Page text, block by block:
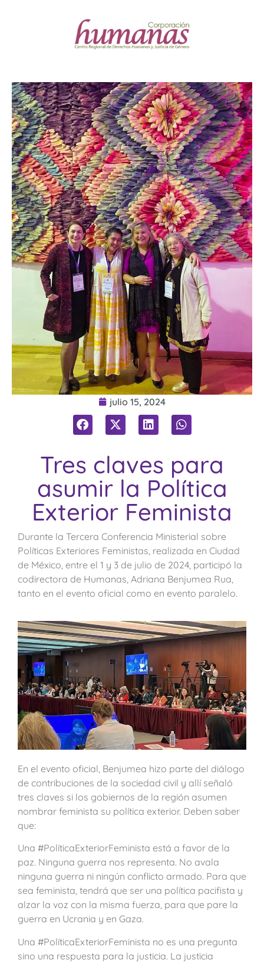
Tres claves para
asumir la Política
Exterior Feminista
Durante la Tercera Conferencia Ministerial sobre
Políticas Exteriores Feministas, realizada en Ciudad
de México, entre el 1 y 3 de julio de 2024, participó la
codirectora de Humanas, Adriana Benjumea Rua,
tanto en el evento oficial como en evento paralelo.
En el evento oficial, Benjumea hizo parte del diálogo
de contribuciones de la sociedad civil y allí señaló
tres claves si los gobiernos de la región asumen
nombrar feminista su política exterior. Deben saber
que:
Una #PolíticaExteriorFeminista está a favor de la
paz. Ninguna guerra nos representa. No avala
ninguna guerra ni ningún conflicto armado. Para que
sea feminista, tendrá que ser una política pacifista y
alzar la voz con la misma fuerza, para que pare la
guerra en Ucrania y en Gaza.
Una #PolíticaExteriorFeminista no es una pregunta
sino una respuesta para la justicia. La justicia
julio 15, 2024